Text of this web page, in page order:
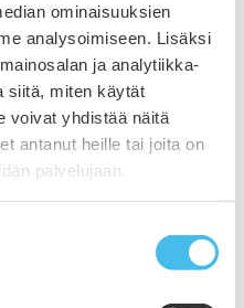
ominaisuuksien
analysoimiseen. Lisäksi
ja analytiikka-
siitä, miten käytät
voivat yhdistää näitä
antanut heille tai joita on
palvelujaan.
Pohjanmaan Opiston
111) katetaan
sunnuntaina 10.5.